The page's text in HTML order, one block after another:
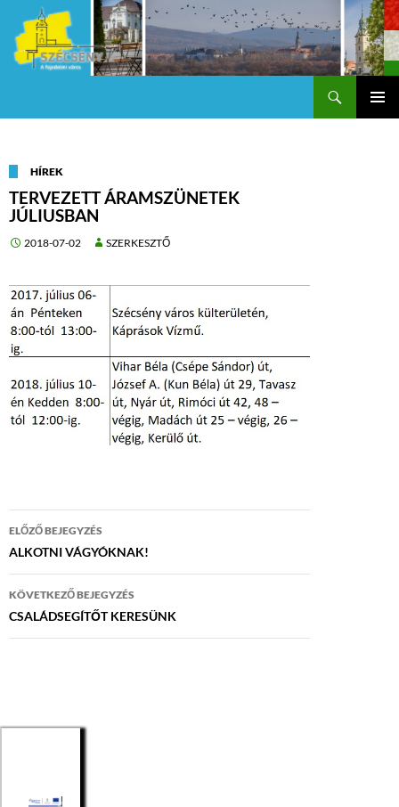
HÍREK
TERVEZETT ÁRAMSZÜNETEK
JÚLIUSBAN
2018-07-02 SZERKESZTŐ
Bejegyzés
navigáció
ELŐZŐ BEJEGYZÉS
ALKOTNI VÁGYÓKNAK!
KÖVETKEZŐ BEJEGYZÉS
CSALÁDSEGÍTŐT KERESÜNK